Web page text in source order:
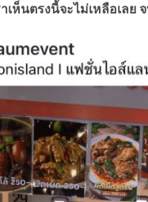
เห็นตรงนี้จะไม่เหลือเล